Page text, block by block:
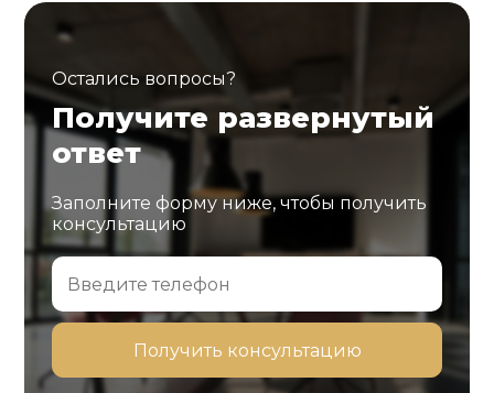
Остались вопросы?
Получите развернутый
ответ
Заполните форму ниже, чтобы получить
консультацию